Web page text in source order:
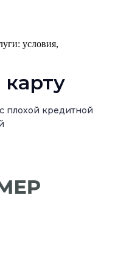
условия,
плохой кредитной